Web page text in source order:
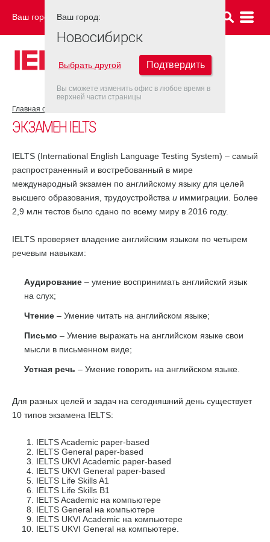
Ваш город: НОВОСИБИРСК
Главная страница
ЭКЗАМЕН IELTS
IELTS (International English Language Testing System) – самый
распространенный и востребованный в мире
международный экзамен по английскому языку для целей
высшего образования, трудоустройства и иммиграции. Более
2,9 млн тестов было сдано по всему миру в 2016 году.
IELTS проверяет владение английским языком по четырем
речевым навыкам:
Аудирование – умение воспринимать английский язык
на слух;
Чтение – Умение читать на английском языке;
Письмо – Умение выражать на английском языке свои
мысли в письменном виде;
Устная речь – Умение говорить на английском языке.
Для разных целей и задач на сегодняшний день существует
10 типов экзамена IELTS:
IELTS Academic paper-based
IELTS General paper-based
IELTS UKVI Academic paper-based
IELTS UKVI General paper-based
IELTS Life Skills A1
IELTS Life Skills B1
IELTS Academic на компьютере
IELTS General на компьютере
IELTS UKVI Academic на компьютере
IELTS UKVI General на компьютере.
Ваш город:
Новосибирск
Выбрать другой Подтвердить
Вы сможете изменить офис в любое время в
верхней части страницы